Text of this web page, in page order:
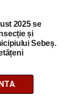
2025 se
și
Sebeș.